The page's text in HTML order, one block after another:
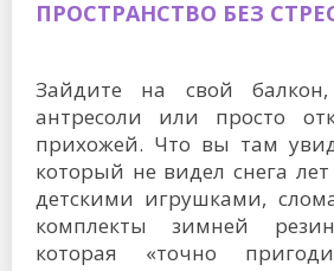
ПРОСТРАНСТВО БЕЗ
Зайдите на свой
антресоли или просто
прихожей. Что вы там
который не видел снега
детскими игрушками,
комплекты зимней
которая «точно